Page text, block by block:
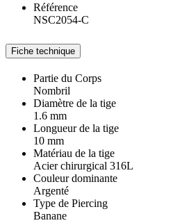
Référence
NSC2054-C
Fiche technique
Partie du Corps
Nombril
Diamètre de la tige
1.6 mm
Longueur de la tige
10 mm
Matériau de la tige
Acier chirurgical 316L
Couleur dominante
Argenté
Type de Piercing
Banane